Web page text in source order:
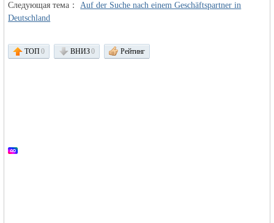
Следующая тема：Auf der Suche nach einem Geschäftspartner in
Deutschland
ТОП0 ВНИЗ0 Рейтинг